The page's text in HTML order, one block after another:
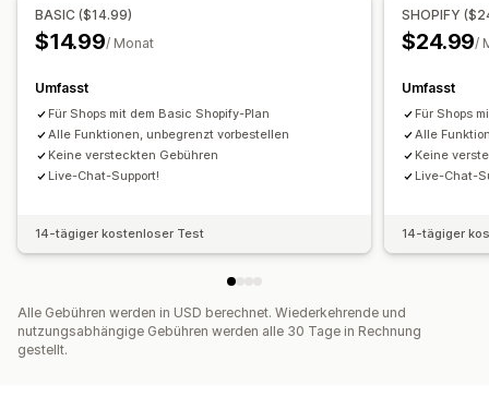
Benutzerdefinierter Text
Varianten
Zahlungsaufschübe Zahlungspläne
Gemischter Warenkorb
BASIC ($14.99)
$14.99/ Monat
Umfasst
Für Shops mit dem Basic Shopify-Plan
Alle Funktionen, unbegrenzt vorbestellen
Keine versteckten Gebühren
Live-Chat-Support!
14-tägiger kostenloser Test
SHOPIFY
$24.99/
Umfasst
Für Shops
Alle
Keine
Live-Chat-
14-tägiger
Alle Gebühren werden in USD berechnet. Wiederkehrende und
nutzungsabhängige Gebühren werden alle 30 Tage in Rechnung
gestellt.